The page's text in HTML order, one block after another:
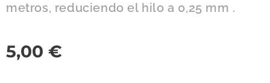
metros, reduciendo el hilo a 0,25 mm .
5,00 €